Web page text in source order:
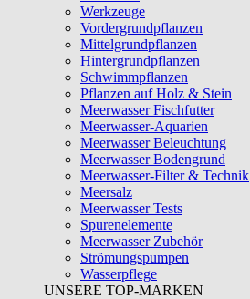
Werkzeuge
Vordergrundpflanzen
Mittelgrundpflanzen
Hintergrundpflanzen
Schwimmpflanzen
Pflanzen auf Holz & Stein
Meerwasser Fischfutter
Meerwasser-Aquarien
Meerwasser Beleuchtung
Meerwasser Bodengrund
Meerwasser-Filter & Technik
Meersalz
Meerwasser Tests
Spurenelemente
Meerwasser Zubehör
Strömungspumpen
Wasserpflege
UNSERE TOP-MARKEN